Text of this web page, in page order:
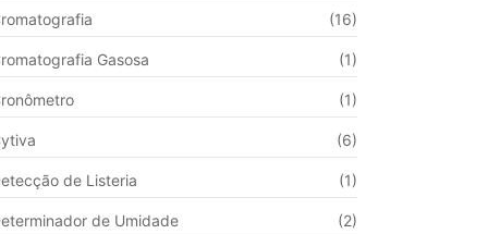
(16)
Gasosa (1)
(1)
(6)
de Listeria (1)
de Umidade (2)